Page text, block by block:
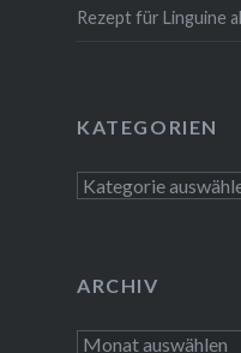
Rezept für Linguine
KATE­GO­RIEN
Kate­
ARCHIV
Archiv